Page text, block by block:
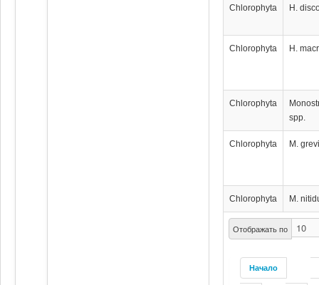
Отображать по
Начало
Chlorophyta H.
Chlorophyta H.
Chlorophyta
spp.
Chlorophyta M.
Chlorophyta M.